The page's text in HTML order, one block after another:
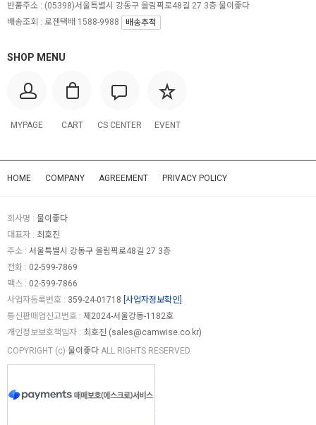
SHOP MENU
MYPAGE CART CS CENTER EVENT
반품주소 : (05398)서울특별시 강동구 올림픽로48길 27 3층 물이좋다
배송조회 : 로젠택배 1588-9988
배송추적
HOME COMPANY AGREEMENT PRIVACY POLICY
회사명 : 물이좋다
대표자 : 최호진
주소 : 서울특별시 강동구 올림픽로48길 27 3층
전화 : 02-599-7869
팩스 : 02-599-7866
사업자등록번호 : 359-24-01718 [사업자정보확인]
통신판매업신고번호 : 제2024-서울강동-1182호
개인정보보호책임자 : 최호진 (sales@camwise.co.kr)
COPYRIGHT (c) 물이좋다 ALL RIGHTS RESERVED.